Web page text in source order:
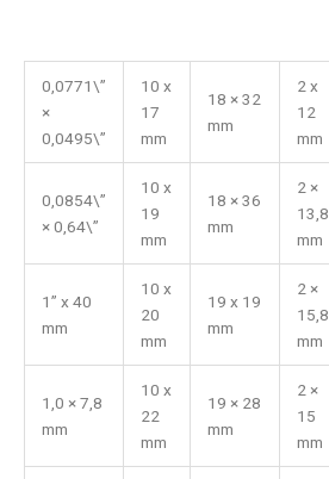
0,0771\”
×
0,0495\”
10 x
17
mm
18 × 32
mm
2 x
12
mm
0,0854\”
× 0,64\”
10 x
19
mm
18 × 36
mm
2 ×
13,8
mm
1” x 40
mm
10 x
20
mm
19 x 19
mm
2 ×
15,8
mm
1,0 × 7,8
mm
10 x
22
mm
19 × 28
mm
2 ×
15
mm